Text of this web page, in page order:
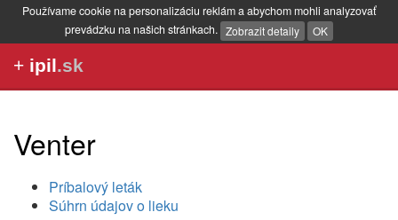
Používame cookie na personalizáciu reklám a abychom mohli analyzovať
prevádzku na našich stránkach. Zobrazit detaily OK
+ ipil.sk
Venter
Príbalový leták
Súhrn údajov o lieku